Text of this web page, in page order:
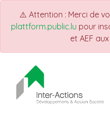
⚠️ Attention : Merci de
plattform.public.lu pour
et AEF